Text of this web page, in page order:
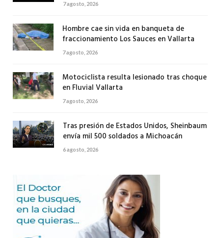
7 agosto, 2026
Hombre cae sin vida en banqueta de
fraccionamiento Los Sauces en Vallarta
7 agosto, 2026
Motociclista resulta lesionado tras choque
en Fluvial Vallarta
7 agosto, 2026
Tras presión de Estados Unidos, Sheinbaum
envía mil 500 soldados a Michoacán
6 agosto, 2026